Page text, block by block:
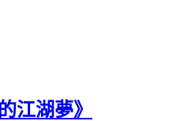
江湖夢》